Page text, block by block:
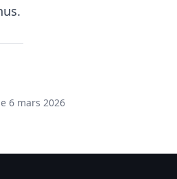
6 mars 2026